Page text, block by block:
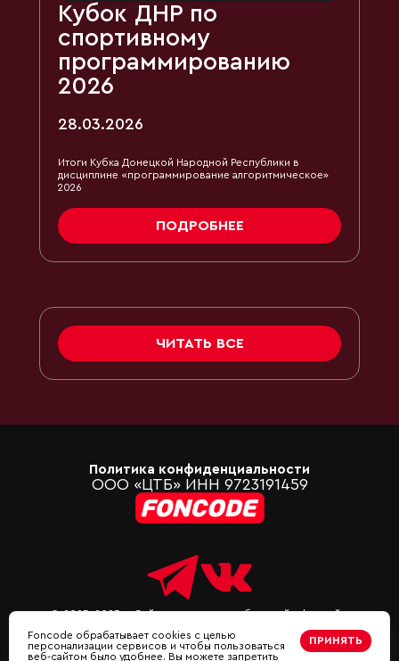
Кубок ДНР по
спортивному
программированию
2026
28.03.2026
Итоги Кубка Донецкой Народной Республики в
дисциплине «программирование алгоритмическое»
2026
ПОДРОБНЕЕ
ЧИТАТЬ ВСЕ
Политика конфиденциальности
ООО «ЦТБ» ИНН 9723191459
© 2023-2025 г. Сайт не является публичной офертой и
данного сайта являются объектами авторского права
(в том числе дизайн). Запрещается копирование,
Foncode обрабатывает cookies с целью
персонализации сервисов и чтобы пользоваться
веб-сайтом было удобнее. Вы можете запретить
ПРИНЯТЬ